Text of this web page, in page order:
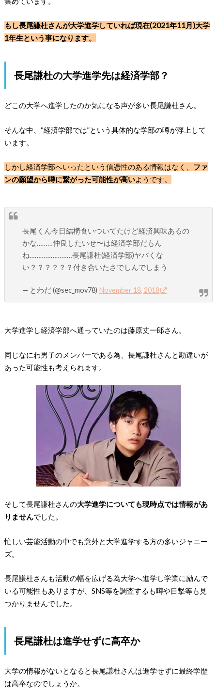
もし長尾謙杜さんが大学進学していれば現在(2021年11月)大学
1年生という事になります。
長尾謙杜の大学進学先は経済学部？
どこの大学へ進学したのか気になる声が多い長尾謙杜さん。
そんな中、 “経済学部では”という具体的な学部の噂が浮上して
います。
しかし経済学部へいったという信憑性のある情報はなく、 ファ
ンの願望から噂に繋がった可能性が高いようです。
長尾くん今日結構食いついてたけど経済興味あるの
かな………仲良したいせ〜は経済学部だもん
ね……………………長尾謙杜(経済学部)ヤバくな
い？？？？？？付き合いたさでしんでしまう
— とわだ (@sec_mov78) November 18, 2018
大学進学し経済学部へ通っていたのは藤原丈一郎さん。
同じなにわ男子のメンバーである為、 長尾謙杜さんと勘違いが
あった可能性も考えられます。
そして長尾謙杜さんの大学進学についても現時点では情報があ
りませんでした。
忙しい芸能活動の中でも意外と大学進学する方の多いジャニー
ズ。
長尾謙杜さんも活動の幅を広げる為大学へ進学し学業に励んで
いる可能性もありますが、 SNS等を調査するも噂や目撃等も見
つかりませんでした。
長尾謙杜は進学せずに高卒か
大学の情報がないとなると長尾謙杜さんは進学せずに最終学歴
は高卒なのでしょうか。